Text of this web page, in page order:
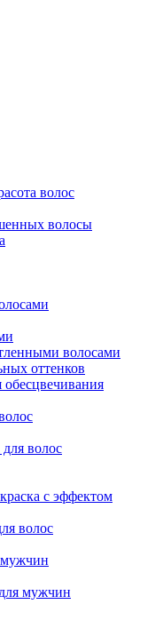
волос
волосы
волосами
оттенков
обесцвечивания
волос
с эффектом
волос
мужчин
мужчин